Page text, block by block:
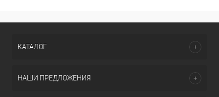
КАТАЛОГ
НАШИ ПРЕДЛОЖЕНИЯ